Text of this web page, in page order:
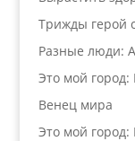
Трижды герой
Разные люди:
Это мой город:
Венец мира
Это мой